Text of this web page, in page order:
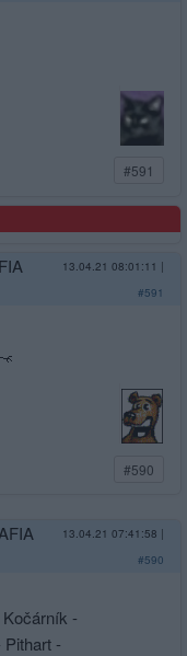
#591
13.04.21 08:01:11 |
#591
#590
13.04.21 07:41:58 |
#590
-
-